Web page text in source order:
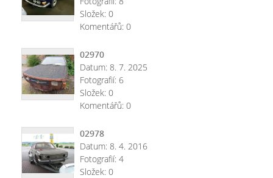
Složek: 0
Komentářů: 0
02970
Datum: 8. 7. 2025
Fotografií: 6
Složek: 0
Komentářů: 0
02978
Datum: 8. 4. 2016
Fotografií: 4
Složek: 0